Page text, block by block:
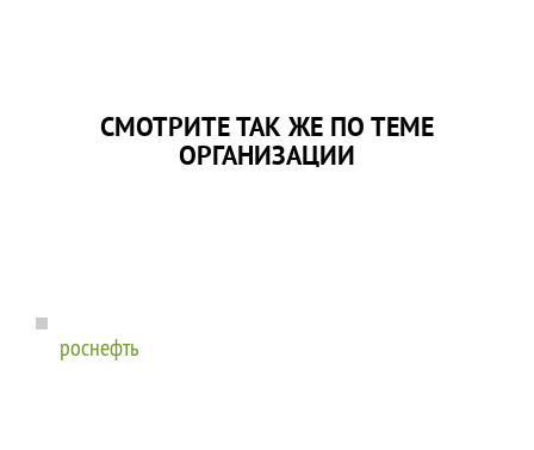
СМОТРИТЕ ТАК ЖЕ ПО ТЕМЕ
ОРГАНИЗАЦИИ
роснефть